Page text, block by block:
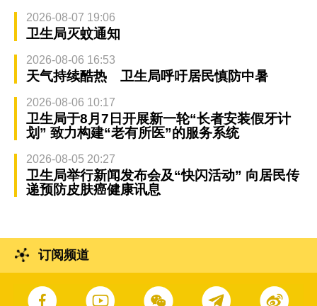
2026-08-07 19:06
卫生局灭蚊通知
2026-08-06 16:53
天气持续酷热 卫生局呼吁居民慎防中暑
2026-08-06 10:17
卫生局于8月7日开展新一轮“长者安装假牙计
划” 致力构建“老有所医”的服务系统
2026-08-05 20:27
卫生局举行新闻发布会及“快闪活动” 向居民传
递预防皮肤癌健康讯息
订阅频道